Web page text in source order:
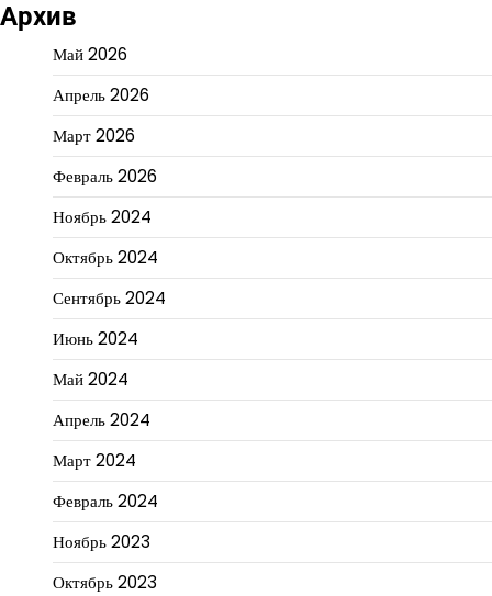
Архив
Май 2026
Апрель 2026
Март 2026
Февраль 2026
Ноябрь 2024
Октябрь 2024
Сентябрь 2024
Июнь 2024
Май 2024
Апрель 2024
Март 2024
Февраль 2024
Ноябрь 2023
Октябрь 2023